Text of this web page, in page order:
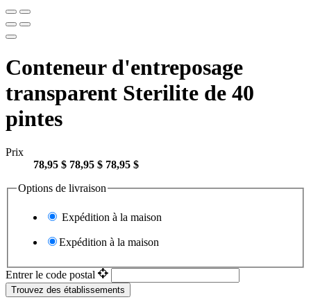
Conteneur d'entreposage
transparent Sterilite de 40
pintes
Prix
78,95 $ 78,95 $ 78,95 $
Options de livraison
Expédition à la maison
Expédition à la maison
Entrer le code postal
Trouvez des établissements